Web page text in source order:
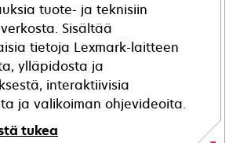
tuote- ja teknisiin
Sisältää
tietoja Lexmark-laitteen
ylläpidosta ja
interaktiivisia
ja valikoiman ohjevideoita.
tukea